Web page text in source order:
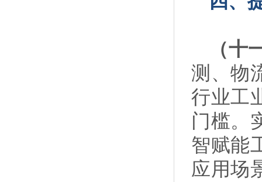
（十
测、物
行业工
门槛。
智赋能
应用场